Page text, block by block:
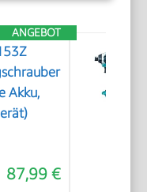
ANGEBOT
Akku,
87,99 €